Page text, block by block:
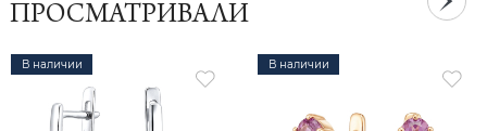
ПРОСМАТРИВАЛИ
В наличии В наличии